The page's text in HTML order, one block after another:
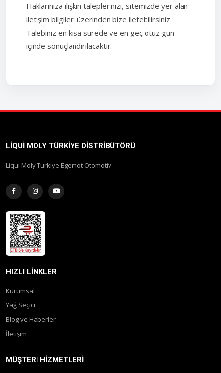
Haklarınıza ilişkin taleplerinizi, sitemizde yer alan
iletişim bilgileri üzerinden bize iletebilirsiniz.
Talebiniz en kısa sürede ve en geç otuz gün
içinde sonuçlandırılacaktır.
LIQUI MOLY TÜRKIYE DISTRIBÜTÖRÜ
Liqui Moly Turkiye Egemot Otomotiv
HIZLI LINKLER
Kurumsal
Yağ Seçici
Blog ve Haberler
İletişim
MÜŞTERI HIZMETLERI